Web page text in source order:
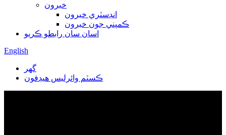
خبرون
انڊسٽري خبرون
ڪمپني جون خبرون
اسان سان رابطو ڪريو
English
گھر
ڪسٽم وائرليس هيڊفون